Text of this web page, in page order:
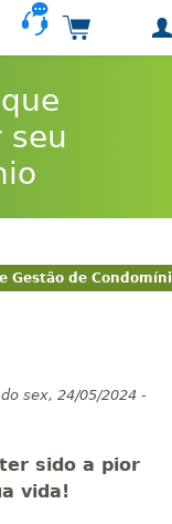
Carrinho
seu
Gestão de
sex, 24/05/2024 -
sido a pior
vida!